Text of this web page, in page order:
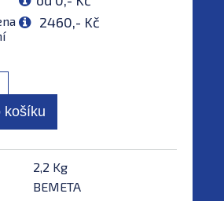
2460,- Kč
košíku
2,2 Kg
BEMETA